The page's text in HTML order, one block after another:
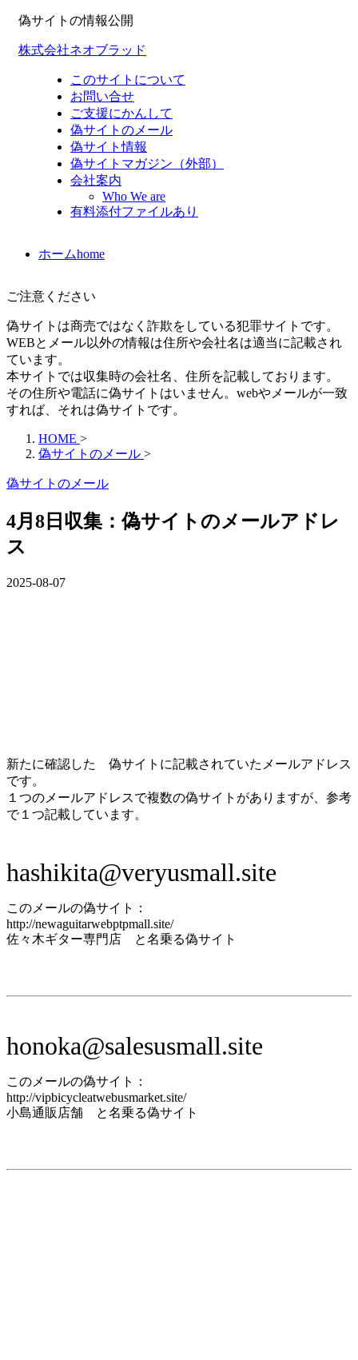
偽サイトの情報公開
株式会社ネオブラッド
このサイトについて
お問い合せ
ご支援にかんして
偽サイトのメール
偽サイト情報
偽サイトマガジン（外部）
会社案内
Who We are
有料添付ファイルあり
ホームhome
ご注意ください
偽サイトは商売ではなく詐欺をしている犯罪サイトです。
WEBとメール以外の情報は住所や会社名は適当に記載され
ています。
本サイトでは収集時の会社名、住所を記載しております。
その住所や電話に偽サイトはいません。webやメールが一致
すれば、それは偽サイトです。
HOME >
偽サイトのメール >
偽サイトのメール
4月8日収集：偽サイトのメールアドレ
ス
2025-08-07
新たに確認した 偽サイトに記載されていたメールアドレス
です。
１つのメールアドレスで複数の偽サイトがありますが、参考
で１つ記載しています。
hashikita@veryusmall.site
このメールの偽サイト：
http://newaguitarwebptpmall.site/
佐々木ギター専門店 と名乗る偽サイト
honoka@salesusmall.site
このメールの偽サイト：
http://vipbicycleatwebusmarket.site/
小島通販店舗 と名乗る偽サイト